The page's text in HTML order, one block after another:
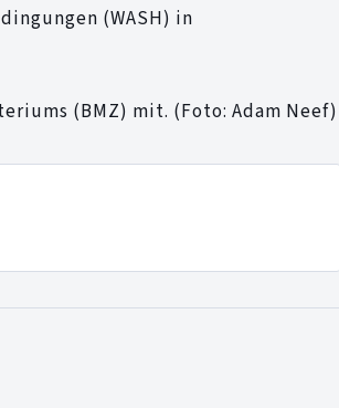
(WASH) in
(BMZ) mit. (Foto: Adam Neef)